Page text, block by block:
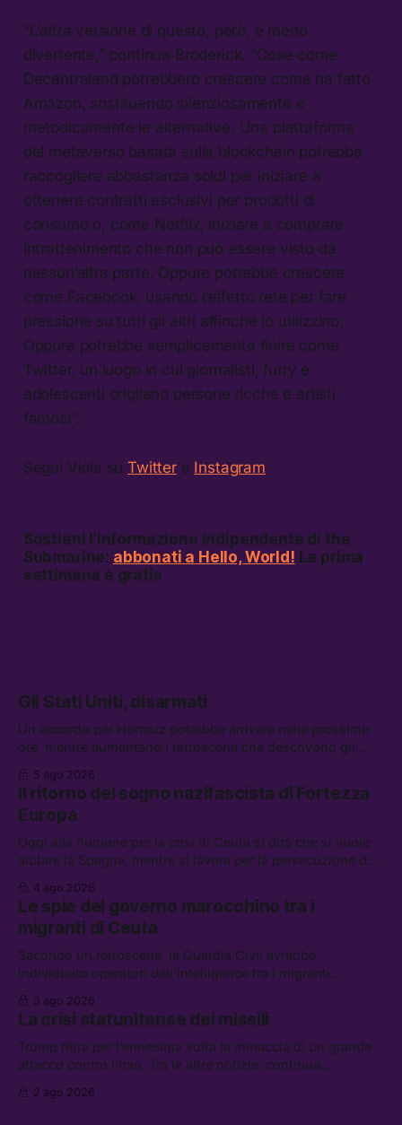
“L’altra versione di questo, però, è meno
divertente,” continua Broderick. “Cose come
Decentraland potrebbero crescere come ha fatto
Amazon, sostituendo silenziosamente e
metodicamente le alternative. Una piattaforma
del metaverso basata sulla blockchain potrebbe
raccogliere abbastanza soldi per iniziare a
ottenere contratti esclusivi per prodotti di
consumo o, come Netflix, iniziare a comprare
intrattenimento che non può essere visto da
nessun’altra parte. Oppure potrebbe crescere
come Facebook, usando l’effetto rete per fare
pressione su tutti gli altri affinché lo utilizzino.
Oppure potrebbe semplicemente finire come
Twitter, un luogo in cui giornalisti, furry e
adolescenti origliano persone ricche e artisti
famosi”.
Segui Viola suTwittere Instagram
Sostieni l’informazione indipendente di the
Submarine: abbonati a Hello, World! La prima
settimana è gratis
Gli Stati Uniti, disarmati
Un accordo per Hormuz potrebbe arrivare nelle prossime
ore, mentre aumentano i retroscena che descrivono gli
chi aspetta i dispersi di Ceuta, il boom dei carburanti
diluiti, e quanti attivisti anti data center sono stati arrestati
5 ago 2026
Il ritorno del sogno nazifascista di Fortezza
Europa
Oggi alla riunione per la crisi di Ceuta si dirà che si vuole
aiutare la Spagna, mentre si lavora per la persecuzione dei
spontanei a Gaza, un giovane di 19 anni è morto sotto il
sole per raccogliere pomodori, e cosa dice l’AI Act europeo
4 ago 2026
Le spie del governo marocchino tra i
migranti di Ceuta
Secondo un retroscena, la Guardia Civil avrebbe
individuato operatori dell’intelligence tra i migranti
hanno ucciso 19 persone a Gaza; le tensioni nel campo
largo sugli armamenti per l’Ucraina; e quanto costa una
Xbox adesso?
3 ago 2026
La crisi statunitense dei missili
Trump ritira per l’ennesima volta la minaccia di un grande
attacco contro l’Iran. Tra le altre notizie: continua
piano della maggioranza per blindare le chat di Delmastro,
2 ago 2026